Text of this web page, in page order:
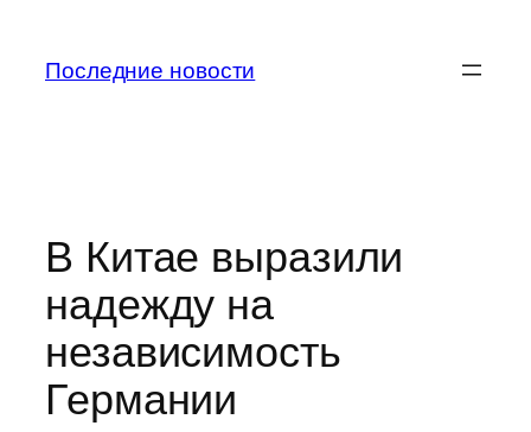
содержимому
Последние новости
В Китае выразили
надежду на
независимость
Германии